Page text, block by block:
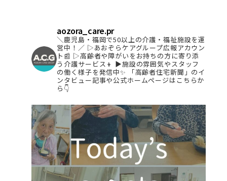
aozora_care.pr
＼鹿児島・福岡で50以上の介護・福祉施設を運
営中！／ ▷あおぞらケアグループ広報アカウン
ト📰 ▷高齢者や障がいをお持ちの方に寄り添
う介護サービス👦 ▶︎施設の雰囲気やスタッフ
の働く様子を発信中✨
「高齢者住宅新聞」のイ
ンタビュー記事や公式ホームページはこちらか
ら👇